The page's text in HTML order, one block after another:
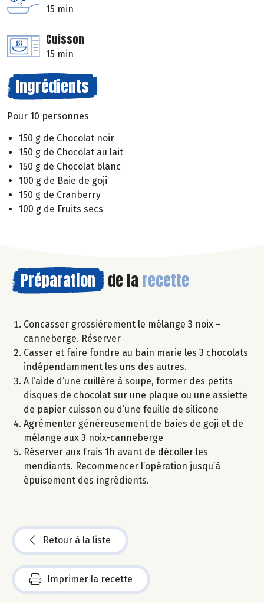
15 min
Cuisson
15 min
Ingrédients
Pour 10 personnes
150 g de Chocolat noir
150 g de Chocolat au lait
150 g de Chocolat blanc
100 g de Baie de goji
150 g de Cranberry
100 g de Fruits secs
Préparation de la recette
Concasser grossièrement le mélange 3 noix –
canneberge. Réserver
Casser et faire fondre au bain marie les 3 chocolats
indépendamment les uns des autres.
A l’aide d’une cuillère à soupe, former des petits
disques de chocolat sur une plaque ou une assiette
de papier cuisson ou d’une feuille de silicone
Agrémenter généreusement de baies de goji et de
mélange aux 3 noix-canneberge
Réserver aux frais 1h avant de décoller les
mendiants. Recommencer l’opération jusqu’à
épuisement des ingrédients.
Retour à la liste
Imprimer la recette